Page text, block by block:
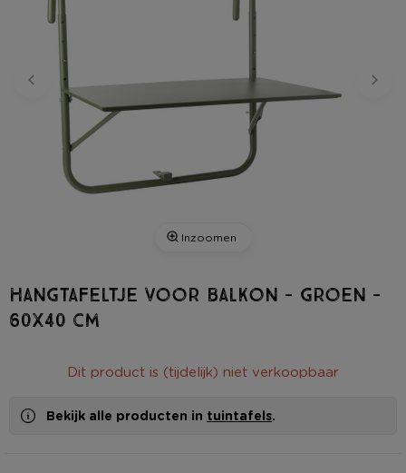
Inzoomen
Hangtafeltje voor balkon - groen -
60x40 cm
Dit product is (tijdelijk) niet verkoopbaar
Bekijk alle producten in tuintafels.